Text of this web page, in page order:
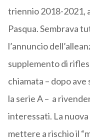
triennio 2018-2021,
Pasqua. Sembrava
l’annuncio
supplemento di
chiamata – dopo
la serie A – a
interessati. La
mettere a rischio il